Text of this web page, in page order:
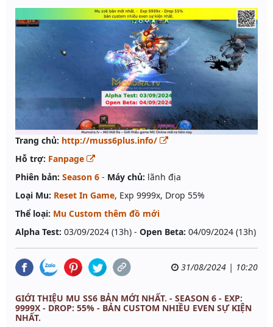
Trang chủ: http://muss6plus.info/
Hỗ trợ: Fanpage
Phiên bản: Season 6 - Máy chủ: lãnh địa
Loại Mu: Reset In Game, Exp 9999x, Drop 55%
Thể loại: Mu Custom thêm đồ mới
Alpha Test: 03/09/2024 (13h) - Open Beta: 04/09/2024 (13h)
31/08/2024 | 10:20
GIỚI THIỆU MU SS6 BẢN MỚI NHẤT. - SEASON 6 - EXP:
9999X - DROP: 55% - BẢN CUSTOM NHIỀU EVEN SỰ KIỆN
NHẤT.